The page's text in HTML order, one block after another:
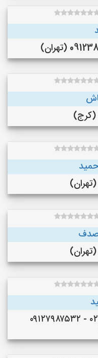
(تهران)
۰۲۱۳۳۱۱۶۶۷۵ - ۰۲۱۴۰۳۳۰۷۲۷ - ۰۹۱۲۷۹۸۷۵۳۲